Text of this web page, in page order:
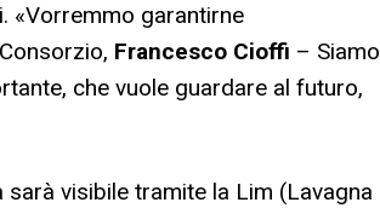
«Vorremmo garantirne
Francesco Cioffi – Siamo
che vuole guardare al futuro,
visibile tramite la Lim (Lavagna